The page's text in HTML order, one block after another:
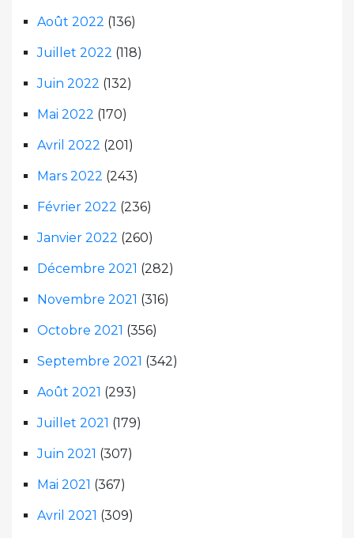
Août 2022 (136)
Juillet 2022 (118)
Juin 2022 (132)
Mai 2022 (170)
Avril 2022 (201)
Mars 2022 (243)
Février 2022 (236)
Janvier 2022 (260)
Décembre 2021 (282)
Novembre 2021 (316)
Octobre 2021 (356)
Septembre 2021 (342)
Août 2021 (293)
Juillet 2021 (179)
Juin 2021 (307)
Mai 2021 (367)
Avril 2021 (309)